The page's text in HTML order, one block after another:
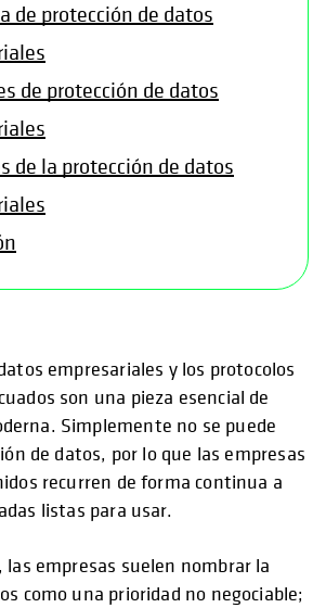
de protección de datos
de protección de datos
de la protección de datos
empresariales y los protocolos
son una pieza esencial de
Simplemente no se puede
de datos, por lo que las empresas
recurren de forma continua a
listas para usar.
las empresas suelen nombrar la
como una prioridad no negociable;